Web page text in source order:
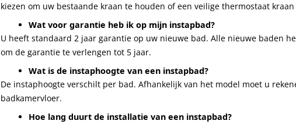
kiezen om uw bestaande kraan te houden of een veilige thermostaat
Wat voor garantie heb ik op mijn instapbad?
U heeft standaard 2 jaar garantie op uw nieuwe bad. Alle nieuwe baden
om de garantie te verlengen tot 5 jaar.
Wat is de instaphoogte van een instapbad?
De instaphoogte verschilt per bad. Afhankelijk van het model moet u
badkamervloer.
Hoe lang duurt de installatie van een instapbad?